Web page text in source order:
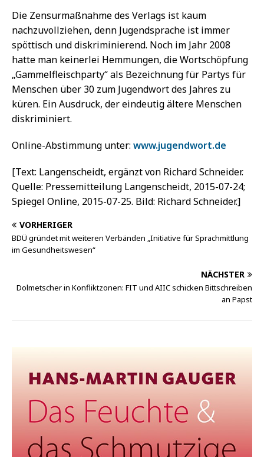
Die Zensurmaßnahme des Verlags ist kaum
nachzuvollziehen, denn Jugendsprache ist immer
spöttisch und diskriminierend. Noch im Jahr 2008
hatte man keinerlei Hemmungen, die Wortschöpfung
„Gammelfleischparty“ als Bezeichnung für Partys für
Menschen über 30 zum Jugendwort des Jahres zu
küren. Ein Ausdruck, der eindeutig ältere Menschen
diskriminiert.
Online-Abstimmung unter: www.jugendwort.de
[Text: Langenscheidt, ergänzt von Richard Schneider.
Quelle: Pressemitteilung Langenscheidt, 2015-07-24;
Spiegel Online, 2015-07-25. Bild: Richard Schneider.]
VORHERIGER
BDÜ gründet mit weiteren Verbänden „Initiative für Sprachmittlung
im Gesundheitswesen“
NÄCHSTER
Dolmetscher in Konfliktzonen: FIT und AIIC schicken Bittschreiben
an Papst